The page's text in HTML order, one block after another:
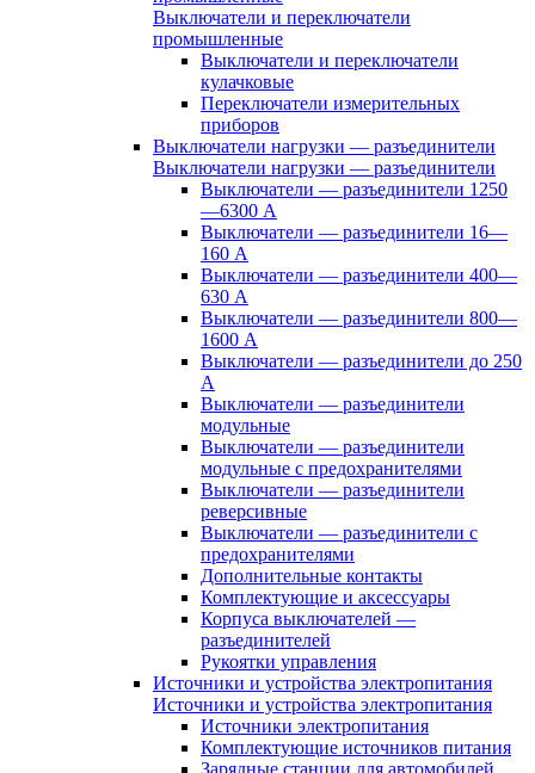
Выключатели и переключатели
промышленные
Выключатели и переключатели
кулачковые
Переключатели измерительных
приборов
Выключатели нагрузки — разъединители
Выключатели нагрузки — разъединители
Выключатели — разъединители 1250
—6300 А
Выключатели — разъединители 16—
160 А
Выключатели — разъединители 400—
630 А
Выключатели — разъединители 800—
1600 А
Выключатели — разъединители до 250
А
Выключатели — разъединители
модульные
Выключатели — разъединители
модульные с предохранителями
Выключатели — разъединители
реверсивные
Выключатели — разъединители с
предохранителями
Дополнительные контакты
Комплектующие и аксессуары
Корпуса выключателей —
разъединителей
Рукоятки управления
Источники и устройства электропитания
Источники и устройства электропитания
Источники электропитания
Комплектующие источников питания
Зарядные станции для автомобилей